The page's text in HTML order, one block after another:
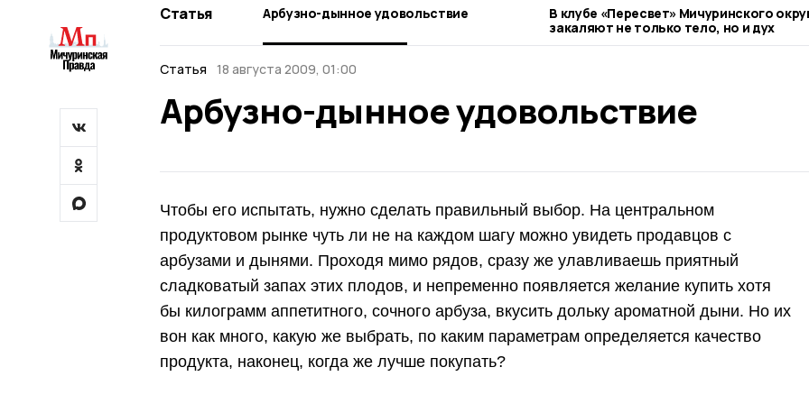
Статья Арбузно-дынное удовольствие
В клубе «Пересвет» Мичуринского
закаляют не только тело, но и дух
Статья
18 августа 2009, 01:00
Арбузно-дынное удовольствие
Чтобы его испытать, нужно сделать правильный выбор. На центральном
продуктовом рынке чуть ли не на каждом шагу можно увидеть продавцов с
арбузами и дынями. Проходя мимо рядов, сразу же улавливаешь приятный
сладковатый запах этих плодов, и непременно появляется желание купить хотя
бы килограмм аппетитного, сочного арбуза, вкусить дольку ароматной дыни. Но их
вон как много, какую же выбрать, по каким параметрам определяется качество
продукта, наконец, когда же лучше покупать?